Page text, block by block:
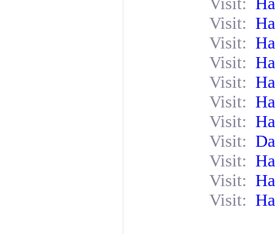
Visit:
Visit:
Visit:
Visit:
Visit:
Visit:
Visit:
Visit:
Visit:
Visit: